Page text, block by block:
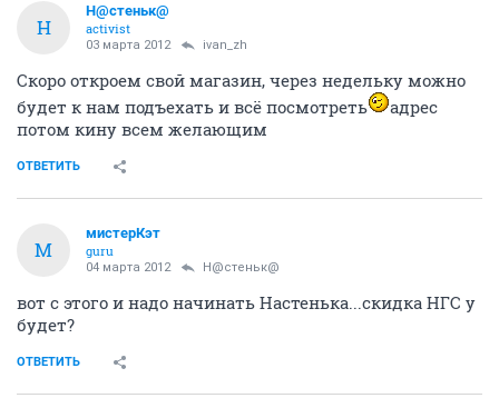
Н
Н@стеньк@
activist
03 марта 2012 ivan_zh
Скоро откроем свой магазин, через недельку можно
будет к нам подъехать и всё посмотреть
адрес
потом кину всем желающим
ОТВЕТИТЬ
М
мистерКэт
guru
04 марта 2012 Н@стеньк@
вот с этого и надо начинать Настенька...скидка НГС у
будет?
ОТВЕТИТЬ